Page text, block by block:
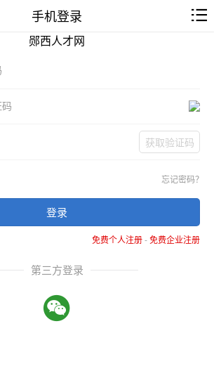
手机登录
郧西人才网
获取验证码
忘记密码？
登录
免费个人注册-免费企业注册
第三方登录